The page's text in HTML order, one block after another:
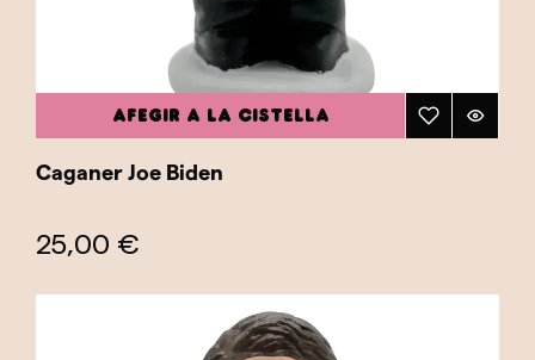
AFEGIR A LA CISTELLA
Caganer Joe Biden
25,00 €